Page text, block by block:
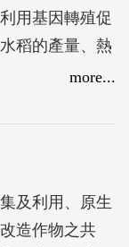
用基因轉殖促
稻的產量、熱
科蔬菜耐熱育
more...
及利用、原生
造作物之共